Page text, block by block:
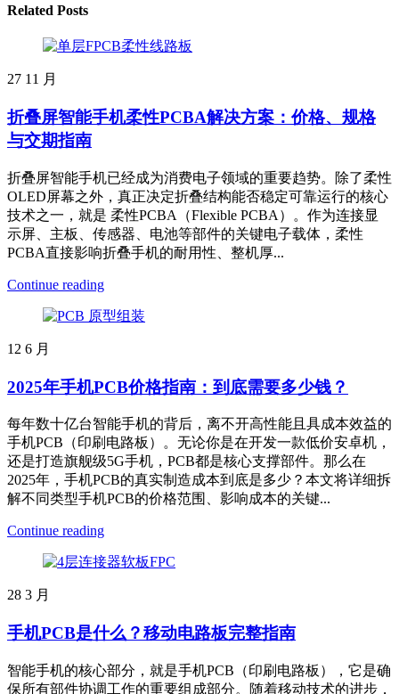
Related Posts
27 11 月
折叠屏智能手机柔性PCBA解决方案：价格、规格
与交期指南
折叠屏智能手机已经成为消费电子领域的重要趋势。除了柔性
OLED屏幕之外，真正决定折叠结构能否稳定可靠运行的核心
技术之一，就是 柔性PCBA（Flexible PCBA）。作为连接显
示屏、主板、传感器、电池等部件的关键电子载体，柔性
PCBA直接影响折叠手机的耐用性、整机厚...
Continue reading
12 6 月
2025年手机PCB价格指南：到底需要多少钱？
每年数十亿台智能手机的背后，离不开高性能且具成本效益的
手机PCB（印刷电路板）。无论你是在开发一款低价安卓机，
还是打造旗舰级5G手机，PCB都是核心支撑部件。那么在
2025年，手机PCB的真实制造成本到底是多少？本文将详细拆
解不同类型手机PCB的价格范围、影响成本的关键...
Continue reading
28 3 月
手机PCB是什么？移动电路板完整指南
智能手机的核心部分，就是手机PCB（印刷电路板），它是确
保所有部件协调工作的重要组成部分。随着移动技术的进步，